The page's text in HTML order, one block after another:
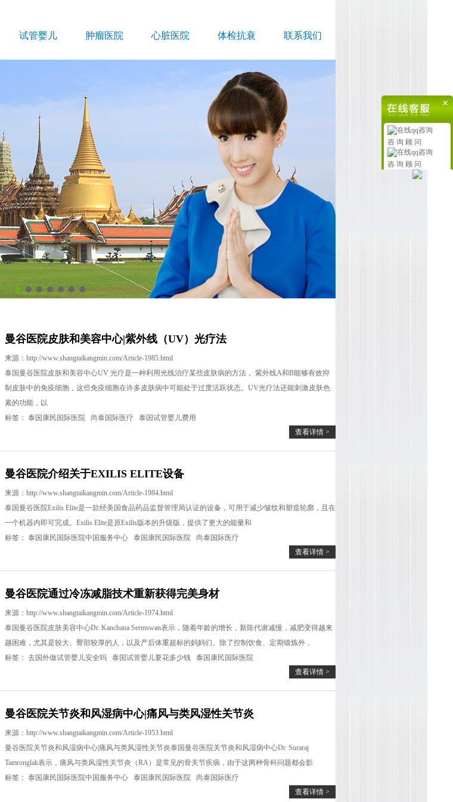
试管婴儿 肿瘤医院 心脏医院 体检抗衰 联系我们
咨 询 顾 问
咨 询 顾 问
曼谷医院皮肤和美容中心|紫外线（UV）光疗法
来源： http://www.shangtaikangmin.com/Article-1985.html
泰国曼谷医院皮肤和美容中心UV 光疗是一种利用光线治疗某些皮肤病的方法， 紫外线A和B能够有效抑
制皮肤中的免疫细胞，这些免疫细胞在许多皮肤病中可能处于过度活跃状态。UV光疗法还能刺激皮肤色
素的功能，以
标签： 泰国康民国际医院 尚泰国际医疗
泰国试管婴儿费用
查看详情 >
曼谷医院介绍关于EXILIS ELITE设备
来源： http://www.shangtaikangmin.com/Article-1984.html
泰国曼谷医院Exilis Elite是一款经美国食品药品监督管理局认证的设备，可用于减少皱纹和塑造轮廓，且在
一个机器内即可完成。Exilis Elite是原Exilis版本的升级版，提供了更大的能量和
标签： 泰国康民国际医院中国服务中心 泰国康民国际医院
尚泰国际医疗
查看详情 >
曼谷医院通过冷冻减脂技术重新获得完美身材
来源： http://www.shangtaikangmin.com/Article-1974.html
泰国曼谷医院皮肤美容中心Dr. Kanchana Sermswan表示，随着年龄的增长，新陈代谢减慢，减肥变得越来
越困难，尤其是较大、臀部较厚的人，以及产后体重超标的妈妈们。除了控制饮食、定期锻炼外，
标签： 去国外做试管婴儿安全吗 泰国试管婴儿要花多少钱
泰国康民国际医院
查看详情 >
曼谷医院关节炎和风湿病中心|痛风与类风湿性关节炎
来源： http://www.shangtaikangmin.com/Article-1953.html
曼谷医院关节炎和风湿病中心|痛风与类风湿性关节炎泰国曼谷医院关节炎和风湿病中心Dr. Suraraj
Tamronglak表示，痛风与类风湿性关节炎（RA）是常见的骨关节疾病，由于这两种骨科问题都会影
标签： 泰国康民国际医院中国服务中心 泰国康民国际医院
尚泰国际医疗
查看详情 >